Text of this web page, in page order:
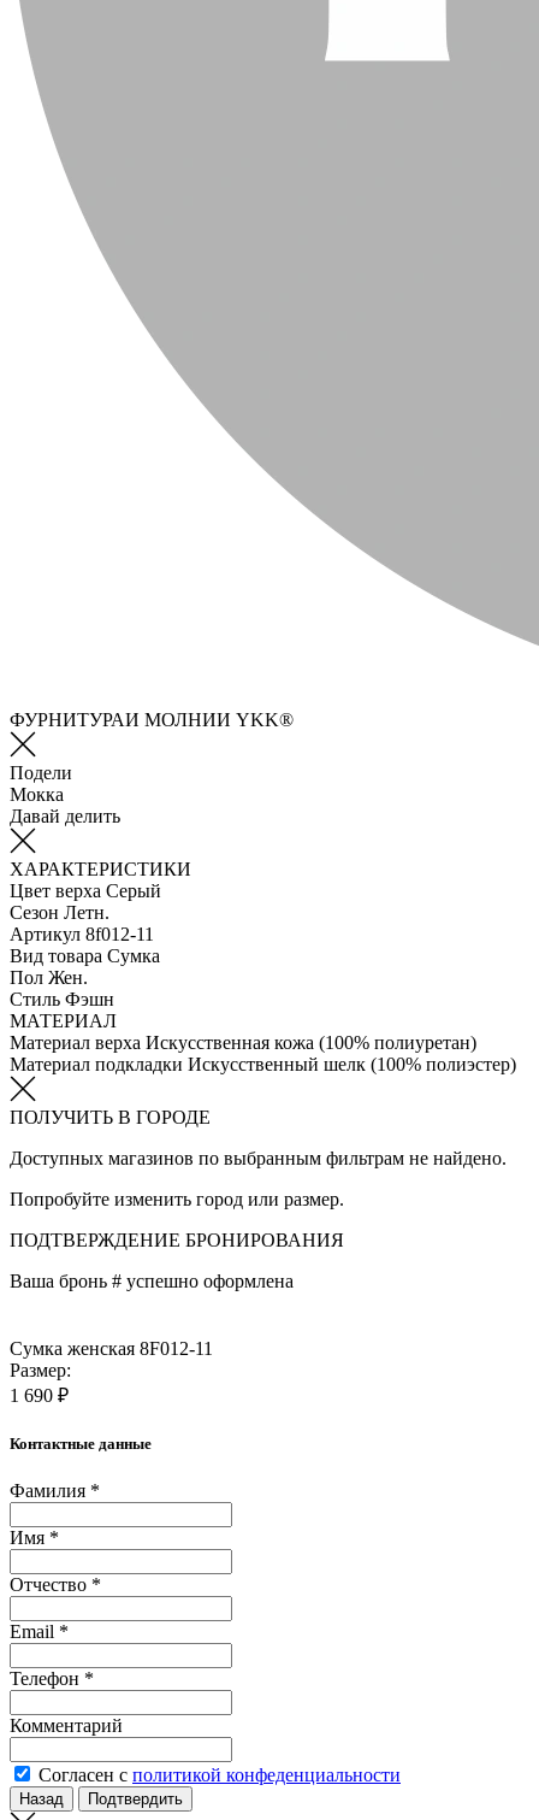
ФУРНИТУРАИ МОЛНИИ YKK®
Подели
Мокка
Давай делить
ХАРАКТЕРИСТИКИ
Цвет верха Серый
Сезон Летн.
Артикул 8f012-11
Вид товара Сумка
Пол Жен.
Стиль Фэшн
МАТЕРИАЛ
Материал верха Искусственная кожа (100% полиуретан)
Материал подкладки Искусственный шелк (100% полиэстер)
ПОЛУЧИТЬ В ГОРОДЕ
Доступных магазинов по выбранным фильтрам не найдено.
Попробуйте изменить город или размер.
ПОДТВЕРЖДЕНИЕ БРОНИРОВАНИЯ
Ваша бронь # успешно оформлена
Сумка женская 8F012-11
Размер:
1 690 ₽
Контактные данные
Фамилия *
Имя *
Отчество *
Email *
Телефон *
Комментарий
Согласен с политикой конфеденциальности
Назад Подтвердить